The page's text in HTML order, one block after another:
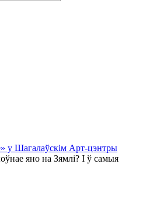
у Шагалаўскім Арт-цэнтры
яно на Зямлі? І ў самыя